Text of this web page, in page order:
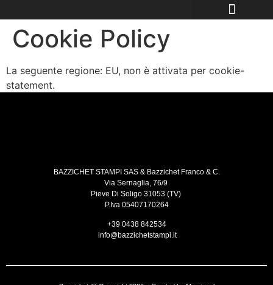
Cookie Policy
La seguente regione: EU, non è attivata per cookie-
statement.
BAZZICHETSTAMPI SAS& BazzichetFranco & C.
Via Sernaglia, 76/9
Pieve Di Soligo 31053 (TV)
P.Iva 05407170264
+39 0438 842534
info@bazzichetstampi.it